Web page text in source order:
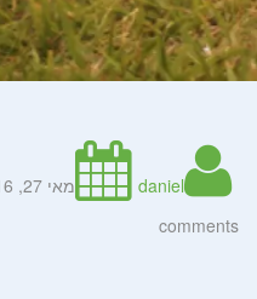
daniel מאי 27, 2016
comments